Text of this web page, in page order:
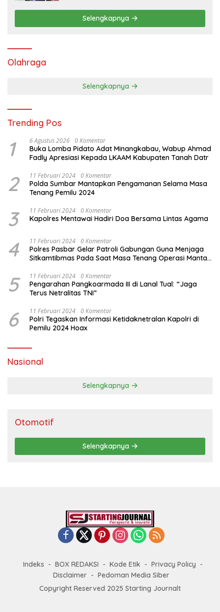
Selengkapnya
Olahraga
Selengkapnya
Trending Pos
1 6 Agustus 2026 0 Komentar
Buka Lomba Pidato Adat Minangkabau, Wabup Ahmad
Fadly Apresiasi Kepada LKAAM Kabupaten Tanah Datr
2 11 Februari 2024 0 Komentar
Polda Sumbar Mantapkan Pengamanan Selama Masa
Tenang Pemilu 2024
3 11 Februari 2024 0 Komentar
Kapolres Mentawai Hadiri Doa Bersama Lintas Agama
4 11 Februari 2024 0 Komentar
Polres Pasbar Gelar Patroli Gabungan Guna Menjaga
Sitkamtibmas Pada Saat Masa Tenang Operasi Mantap
5 11 Februari 2024 0 Komentar
Pengarahan Pangkoarmada III di Lanal Tual: “Jaga
Terus Netralitas TNI”
6 11 Februari 2024 0 Komentar
Polri Tegaskan Informasi Ketidaknetralan Kapolri di
Pemilu 2024 Hoax
Nasional
Selengkapnya
Otomotif
Selengkapnya
Indeks BOX REDAKSI Kode Etik
Privacy Policy
Disclaimer
Pedoman Media Siber
Copyright Reserved 2025 Starting Journalt